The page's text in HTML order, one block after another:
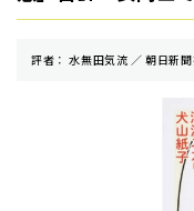
評者： 水無田気流 ／ 朝⽇新